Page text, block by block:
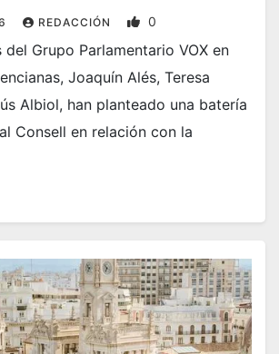
REDACCIÓN 0
Grupo Parlamentario VOX en
Joaquín Alés, Teresa
Albiol, han planteado una batería
Consell en relación con la